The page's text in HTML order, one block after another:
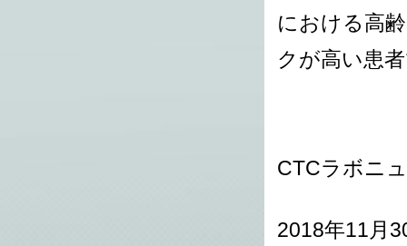
における高
クが高い患
CTCラボニ
2018年11月